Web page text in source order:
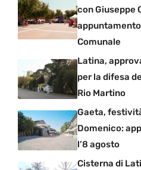
con Giuseppe
Comunale
Latina,
per la difesa
Rio Martino
Gaeta,
Domenico:
l’8 agosto
Cisterna di